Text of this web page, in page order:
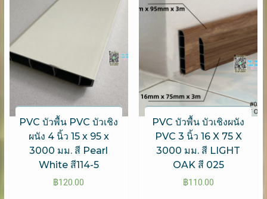
PVC บัวพื้น PVC บัวเชิง
ผนัง 4 นิ้ว 15 x 95 x
3000 มม. สี Pearl
White สี114-5
฿120.00
PVC บัวพื้น บัวเชิงผนัง
PVC 3 นิ้ว 16 X 75 X
3000 มม. สี LIGHT
OAK สี 025
฿110.00